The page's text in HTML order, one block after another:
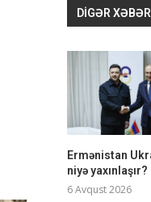
DIGƏR
Ermənistan
niyə yaxınlaşır?
6 Avqust 2026